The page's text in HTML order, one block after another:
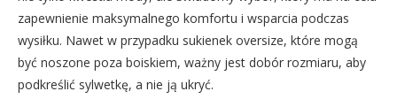
zapewnienie maksymalnego komfortu i wsparcia podczas
wysiłku. Nawet w przypadku sukienek oversize, które mogą
być noszone poza boiskiem, ważny jest dobór rozmiaru, aby
podkreślić sylwetkę, a nie ją ukryć.